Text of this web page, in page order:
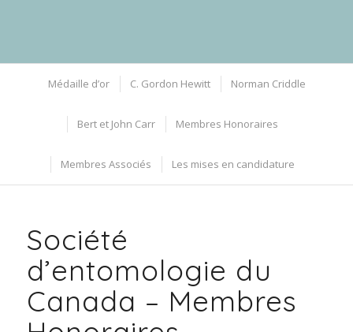
Médaille d’or C. Gordon Hewitt Norman Criddle
Bert et John Carr Membres Honoraires
Membres Associés Les mises en candidature
Société
d’entomologie du
Canada – Membres